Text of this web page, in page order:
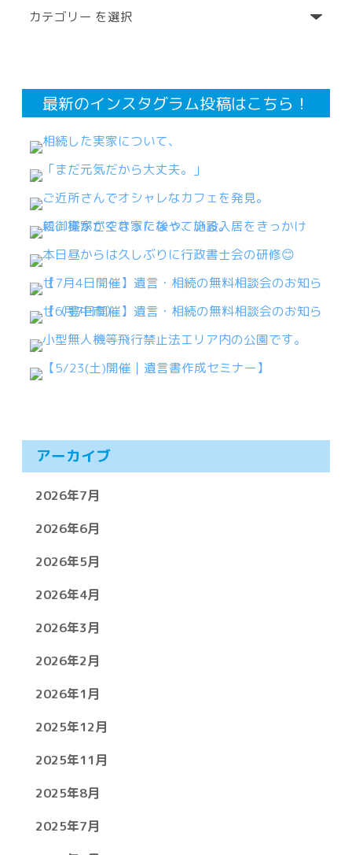
最新のインスタグラム投稿はこちら！
アーカイブ
2026年7月
2026年6月
2026年5月
2026年4月
2026年3月
2026年2月
2026年1月
2025年12月
2025年11月
2025年8月
2025年7月